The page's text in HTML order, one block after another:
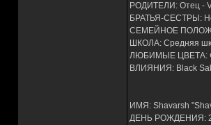
РОДИТЕЛИ: Отец -
БРАТЬЯ-СЕСТРЫ:
СЕМЕЙНОЕ
ШКОЛА: Средняя
ЛЮБИМЫЕ ЦВЕТА:
ВЛИЯНИЯ: Black
ИМЯ: Shavarsh
ДЕНЬ РОЖДЕНИЯ: